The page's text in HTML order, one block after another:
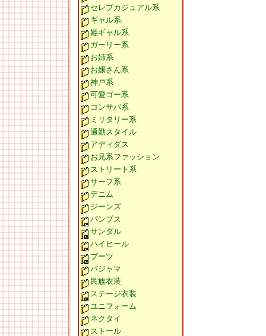
セレブカジュアル系
ギャル系
姫ギャル系
ガーリー系
お姉系
お嬢さん系
神戸系
可愛ゴー系
コンサバ系
ミリタリー系
通勤スタイル
アディダス
お兄系ファッション
ストリート系
サーフ系
デニム
ジーンズ
パンプス
サンダル
ハイヒール
ブーツ
パジャマ
民族衣装
ステージ衣装
ユニフォーム
ネクタイ
ストール